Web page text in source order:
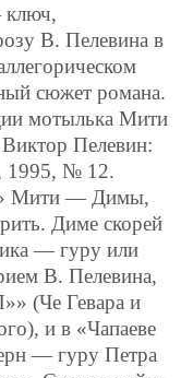
ключ,
В. Пелевина в
сюжет романа.
мотылька Мити
Виктор Пелевин:
1995, № 12.
Мити — Димы,
Диме скорей
— гуру или
В. Пелевина,
(Че Гевара и
и в «Чапаеве
— гуру Петра